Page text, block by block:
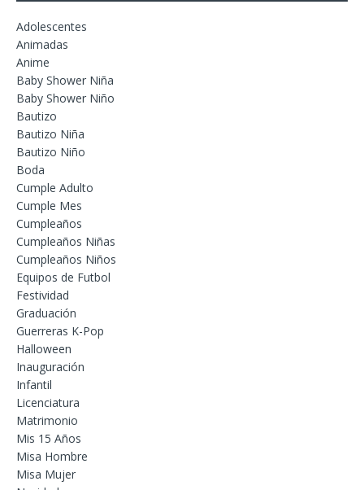
Adolescentes
Animadas
Anime
Baby Shower Niña
Baby Shower Niño
Bautizo
Bautizo Niña
Bautizo Niño
Boda
Cumple Adulto
Cumple Mes
Cumpleaños
Cumpleaños Niñas
Cumpleaños Niños
Equipos de Futbol
Festividad
Graduación
Guerreras K-Pop
Halloween
Inauguración
Infantil
Licenciatura
Matrimonio
Mis 15 Años
Misa Hombre
Misa Mujer